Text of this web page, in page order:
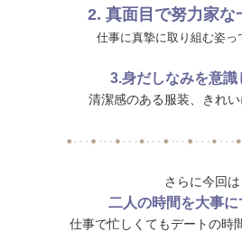
2. 真面目で努力家な
仕事に真摯に取り組む姿っ
3.身だしなみを意識
清潔感のある服装、きれ
さらに今回は
二人の時間を大事に
仕事で忙しくてもデートの時